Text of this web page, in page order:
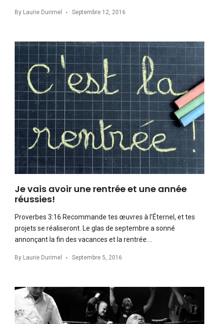
By Laurie Durimel Septembre 12, 2016
Je vais avoir une rentrée et une année
réussies!
Proverbes 3:16 Recommande tes œuvres à l’Éternel, et tes
projets se réaliseront. Le glas de septembre a sonné
annonçant la fin des vacances et la rentrée….
By Laurie Durimel Septembre 5, 2016